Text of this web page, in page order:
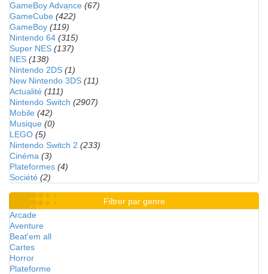
GameBoy Advance (67)
GameCube (422)
GameBoy (119)
Nintendo 64 (315)
Super NES (137)
NES (138)
Nintendo 2DS (1)
New Nintendo 3DS (11)
Actualité (111)
Nintendo Switch (2907)
Mobile (42)
Musique (0)
LEGO (5)
Nintendo Switch 2 (233)
Cinéma (3)
Plateformes (4)
Société (2)
Filtrer par genre
Arcade
Aventure
Beat'em all
Cartes
Horror
Plateforme